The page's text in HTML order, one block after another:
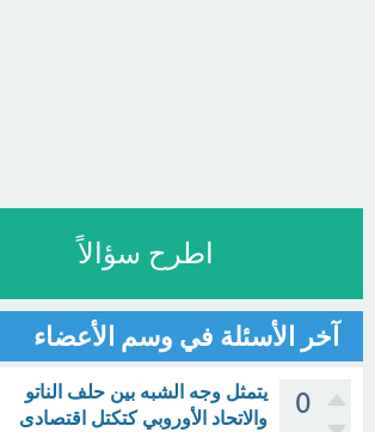
اطرح سؤالاً
آخر الأسئلة في وسم الأعضاء
0
يتمثل وجه الشبه بين حلف الناتو
والاتحاد الأوروبي كتكتل اقتصادى